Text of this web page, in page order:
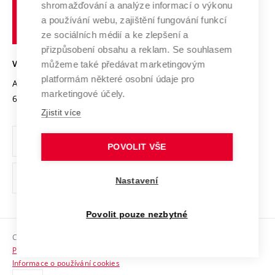
Transfer znalostí
Open Science
Projekty
Projekty ze strukturálních fondů
Specifický výzkum
Služby univerzity
Mezinárodní dohody
Univerzitní sítě
Udržitelná univerzita
Podnikavá univerzita / ContriBUTe
Bezpečná univerzita
Vyznamenání
Organizační struktura
Ochrana osobních údajů
odkaz)
Sociální bezpečí
HR Award
učení
technické
VYSOKÉ UČENÍ TECHNICKÉ V BRNĚ
Antonínská 548/1
602 00 Brno
www.vut.cz
vut@vutbr.cz
Copyright © 2026 VUT
Prohlášení o přístupnosti
Informace o používání cookies
shromažďování a analýze informací o výkonu
a používání webu, zajištění fungování funkcí
ze sociálních médií a ke zlepšení a
přizpůsobení obsahu a reklam. Se souhlasem
můžeme také předávat marketingovým
platformám některé osobní údaje pro
marketingové účely.
Zjistit více
POVOLIT VŠE
Nastavení
Povolit pouze nezbytné